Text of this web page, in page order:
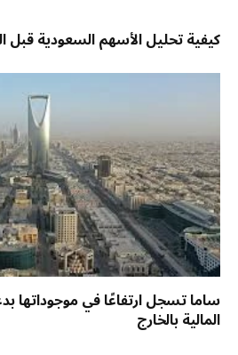
كيفية تحليل الأسهم السعودية قبل
ساما تسجل ارتفاعًا في موجوداتها
المالية بالخارج